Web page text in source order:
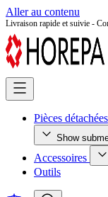
Aller au contenu
Livraison rapide et suivie -
Pièces détachées
Show
Accessoires
Outils